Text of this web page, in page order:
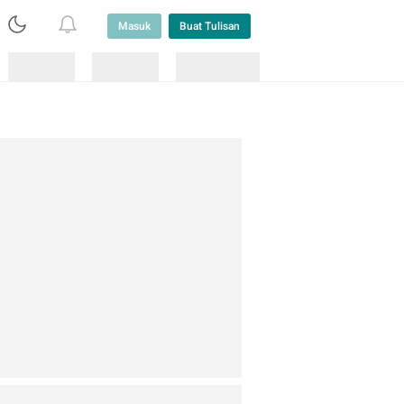
Masuk Buat Tulisan